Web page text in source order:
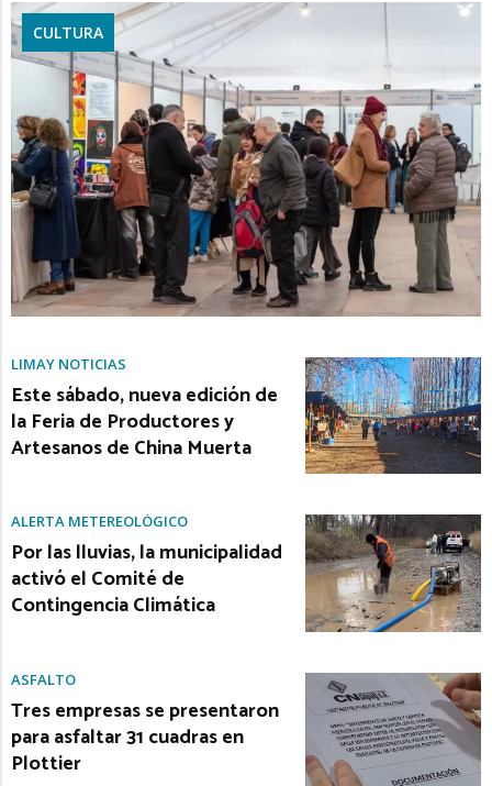
CULTURA
LIMAY NOTICIAS
Este sábado, nueva edición de
la Feria de Productores y
Artesanos de China Muerta
ALERTA METEREOLÓGICO
Por las lluvias, la municipalidad
activó el Comité de
Contingencia Climática
ASFALTO
Tres empresas se presentaron
para asfaltar 31 cuadras en
Plottier